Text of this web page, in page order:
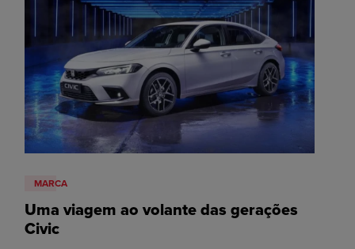
MARCA
Uma viagem ao volante das gerações
Civic